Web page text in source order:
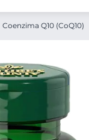
Coenzima Q10 (CoQ10)